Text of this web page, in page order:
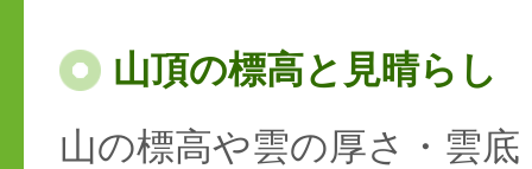
山頂の標高と見晴らし
山の標高や雲の厚さ・雲